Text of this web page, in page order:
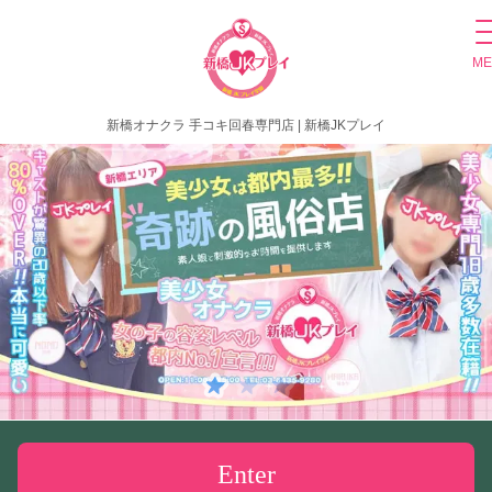
新橋オナクラ 手コキ回春専門店 | 新橋JKプレイ
Enter